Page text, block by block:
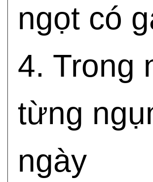
ngọt có
4. Trong
từng
ngày